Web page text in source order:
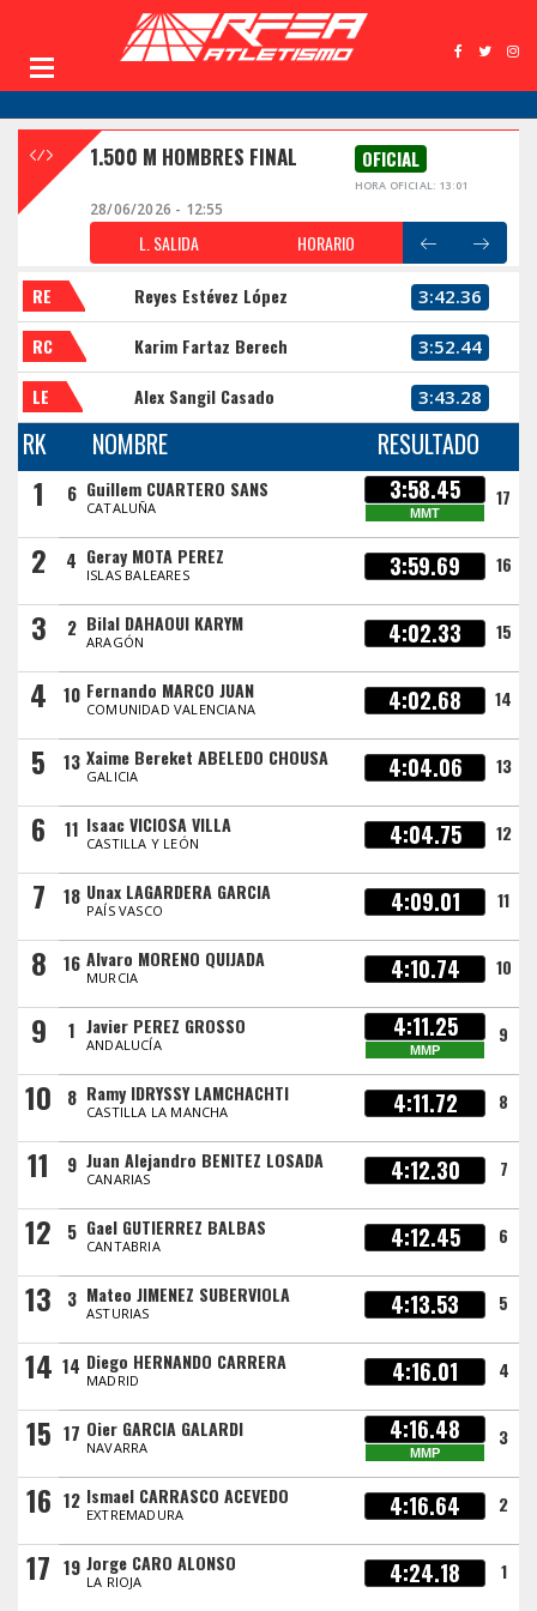
1.500 M HOMBRES FINAL OFICIAL
HORA OFICIAL: 13:01
28/06/2026 - 12:55
L. SALIDA HORARIO
RE Reyes Estévez López 3:42.36
RC Karim Fartaz Berech 3:52.44
LE Alex Sangil Casado 3:43.28
RK NOMBRE RESULTADO
1 6 Guillem CUARTERO SANS
CATALUÑA
3:58.45
MMT
17
2 4 Geray MOTA PEREZ
ISLAS BALEARES 3:59.69 16
3 2 Bilal DAHAOUI KARYM
ARAGÓN 4:02.33 15
4 10 Fernando MARCO JUAN
COMUNIDAD VALENCIANA 4:02.68 14
5 13 Xaime Bereket ABELEDO CHOUSA
GALICIA 4:04.06 13
6 11 Isaac VICIOSA VILLA
CASTILLA Y LEÓN 4:04.75 12
7 18 Unax LAGARDERA GARCIA
PAÍS VASCO 4:09.01 11
8 16 Alvaro MORENO QUIJADA
MURCIA 4:10.74 10
9 1 Javier PEREZ GROSSO
ANDALUCÍA
4:11.25
MMP
9
10 8 Ramy IDRYSSY LAMCHACHTI
CASTILLA LA MANCHA 4:11.72 8
11 9 Juan Alejandro BENITEZ LOSADA
CANARIAS 4:12.30 7
12 5 Gael GUTIERREZ BALBAS
CANTABRIA 4:12.45 6
13 3 Mateo JIMENEZ SUBERVIOLA
ASTURIAS 4:13.53 5
14 14 Diego HERNANDO CARRERA
MADRID 4:16.01 4
15 17 Oier GARCIA GALARDI
NAVARRA
4:16.48
MMP
3
16 12 Ismael CARRASCO ACEVEDO
EXTREMADURA 4:16.64 2
17 19 Jorge CARO ALONSO
LA RIOJA 4:24.18 1